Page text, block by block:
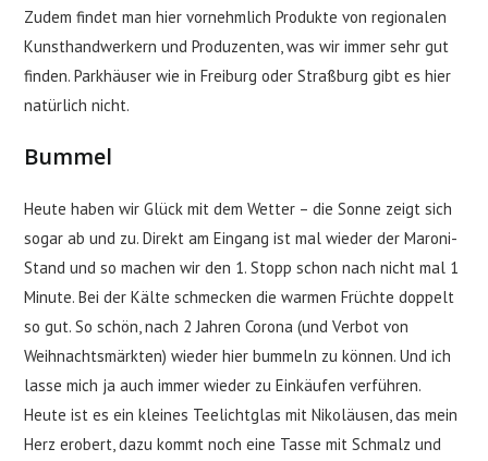
Zudem findet man hier vornehmlich Produkte von regionalen
Kunsthandwerkern und Produzenten, was wir immer sehr gut
finden. Parkhäuser wie in Freiburg oder Straßburg gibt es hier
natürlich nicht.
Bummel
Heute haben wir Glück mit dem Wetter – die Sonne zeigt sich
sogar ab und zu. Direkt am Eingang ist mal wieder der Maroni-
Stand und so machen wir den 1. Stopp schon nach nicht mal 1
Minute. Bei der Kälte schmecken die warmen Früchte doppelt
so gut. So schön, nach 2 Jahren Corona (und Verbot von
Weihnachtsmärkten) wieder hier bummeln zu können. Und ich
lasse mich ja auch immer wieder zu Einkäufen verführen.
Heute ist es ein kleines Teelichtglas mit Nikoläusen, das mein
Herz erobert, dazu kommt noch eine Tasse mit Schmalz und